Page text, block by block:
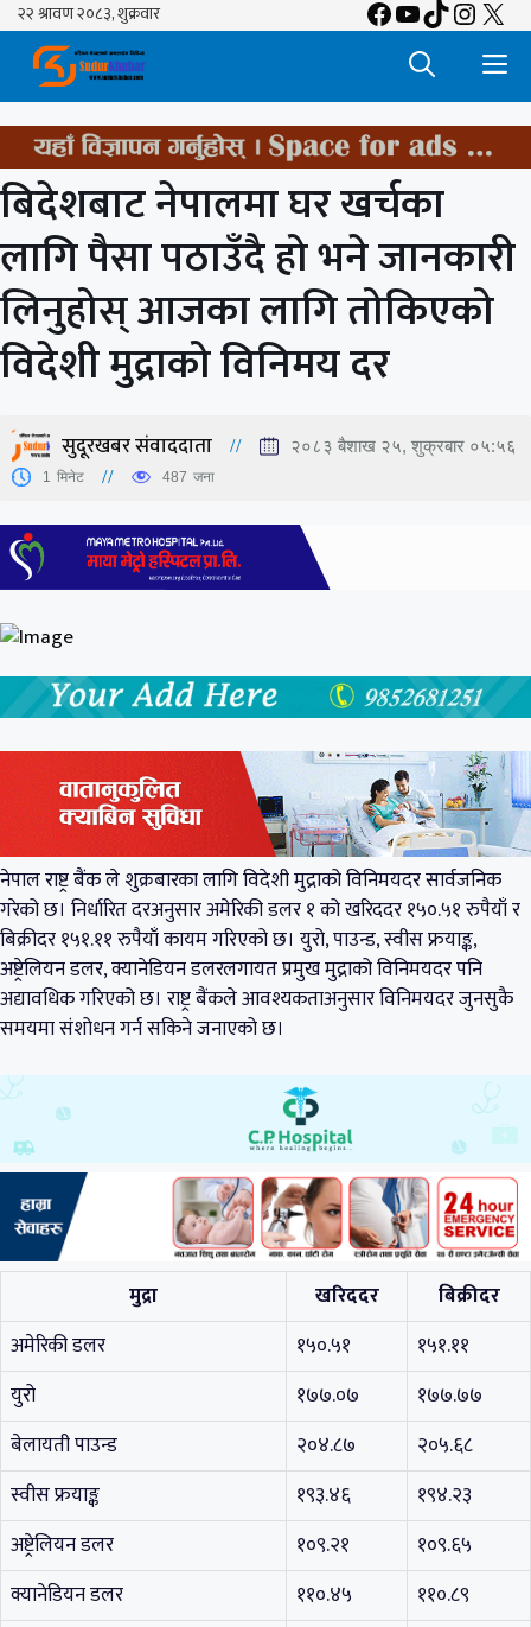
Skip
content
Facebook
YouTube
TikTok
X
बिदेशबाट नेपालमा घर खर्चका
लागि पैसा पठाउँदै हो भने जानकारी
लिनुहोस् आजका लागि तोकिएको
विदेशी मुद्राको विनिमय दर
सुदूरखबर संवाददाता २०८३ बैशाख २५, शुक्रबार ०५:५६
1 मिनेट 487 जना
नेपाल राष्ट्र बैंकले शुक्रबारका लागि विदेशी मुद्राको विनिमयदर सार्वजनिक
गरेको छ। निर्धारित दरअनुसार अमेरिकी डलर १ को खरिददर १५०.५१ रुपैयाँ र
बिक्रीदर १५१.११ रुपैयाँ कायम गरिएको छ। युरो, पाउन्ड, स्वीस फ्रयाङ्क,
अष्ट्रेलियन डलर, क्यानेडियन डलरलगायत प्रमुख मुद्राको विनिमयदर पनि
अद्यावधिक गरिएको छ। राष्ट्र बैंकले आवश्यकताअनुसार विनिमयदर जुनसुकै
समयमा संशोधन गर्न सकिने जनाएको छ।
मुद्रा खरिददर
बिक्रीदर
अमेरिकी डलर
१५०.५१
१५१.११
युरो
१७७.०७
१७७.७७
बेलायती पाउन्ड
२०४.८७
२०५.६८
स्वीस फ्रयाङ्क
१९३.४६
१९४.२३
अष्ट्रेलियन डलर
१०९.२१
१०९.६५
क्यानेडियन डलर
११०.४५
११०.८९